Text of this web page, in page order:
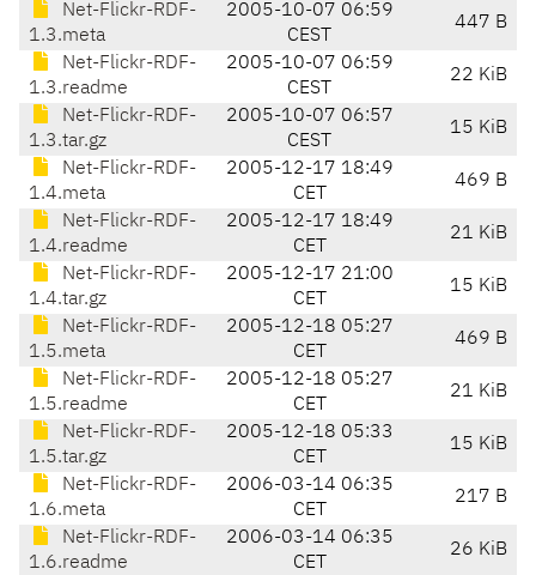
Net-Flickr-RDF-
1.3.meta
2005-10-07 06:59
CEST
447 B
Net-Flickr-RDF-
1.3.readme
2005-10-07 06:59
CEST
22 KiB
Net-Flickr-RDF-
1.3.tar.gz
2005-10-07 06:57
CEST
15 KiB
Net-Flickr-RDF-
1.4.meta
2005-12-17 18:49
CET
469 B
Net-Flickr-RDF-
1.4.readme
2005-12-17 18:49
CET
21 KiB
Net-Flickr-RDF-
1.4.tar.gz
2005-12-17 21:00
CET
15 KiB
Net-Flickr-RDF-
1.5.meta
2005-12-18 05:27
CET
469 B
Net-Flickr-RDF-
1.5.readme
2005-12-18 05:27
CET
21 KiB
Net-Flickr-RDF-
1.5.tar.gz
2005-12-18 05:33
CET
15 KiB
Net-Flickr-RDF-
1.6.meta
2006-03-14 06:35
CET
217 B
Net-Flickr-RDF-
1.6.readme
2006-03-14 06:35
CET
26 KiB